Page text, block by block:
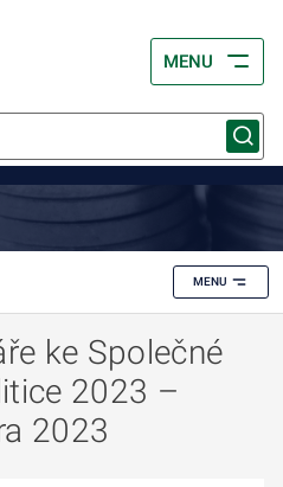
MENU
MENU
ke Společné
2023 –
2023